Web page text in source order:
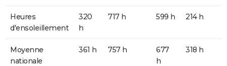
Heures
d'ensoleillement
320
h
717 h 599 h 214 h
Moyenne
nationale
361 h 757 h
677
h
318 h